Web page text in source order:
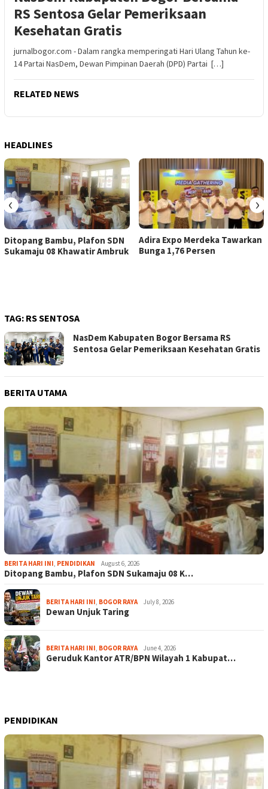
RS Sentosa Gelar Pemeriksaan
Kesehatan Gratis
jurnalbogor.com - Dalam rangka memperingati Hari Ulang Tahun ke-
14 Partai NasDem, Dewan Pimpinan Daerah (DPD) Partai […]
RELATED NEWS
HEADLINES
Ditopang Bambu, Plafon SDN
Sukamaju 08 Khawatir Ambruk
Adira Expo Merdeka Tawarkan
Bunga 1,76 Persen
‹ ›
TAG: RS SENTOSA
NasDem Kabupaten Bogor Bersama RS
Sentosa Gelar Pemeriksaan Kesehatan Gratis
BERITA UTAMA
BERITA HARI INI, PENDIDIKAN August 6, 2026
Ditopang Bambu, Plafon SDN Sukamaju 08 K…
BERITA HARI INI, BOGOR RAYA July 8, 2026
Dewan Unjuk Taring
BERITA HARI INI, BOGOR RAYA June 4, 2026
Geruduk Kantor ATR/BPN Wilayah 1 Kabupat…
PENDIDIKAN